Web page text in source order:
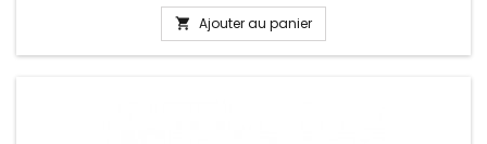
 Ajouter au panier